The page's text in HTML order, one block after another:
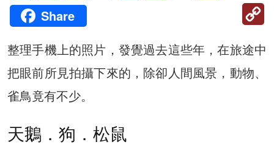
Share
整理手機上的照片，發覺過去這些年，在旅途中
把眼前所見拍攝下來的，除卻人間風景，動物、
雀鳥竟有不少。
天鵝．狗．松鼠